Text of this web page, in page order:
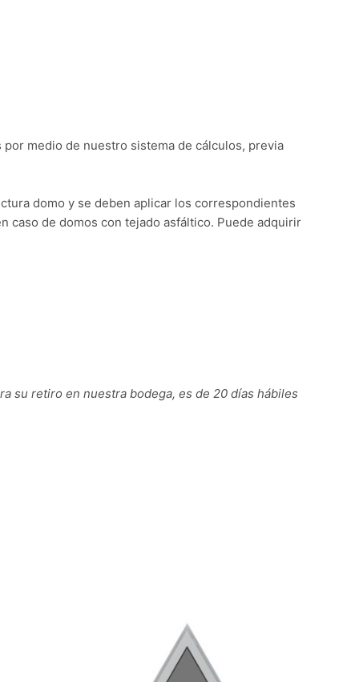
medio de nuestro sistema de cálculos, previa
domo y se deben aplicar los correspondientes
caso de domos con tejado asfáltico. Puede adquirir
su retiro en nuestra bodega, es de 20 días hábiles